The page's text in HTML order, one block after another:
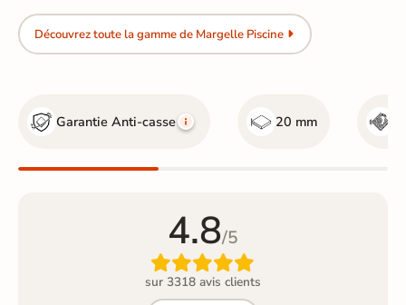
Découvrez toute la gamme de Margelle Piscine
Garantie Anti-casse 20 mm
4.8/5

sur 3318 avis clients